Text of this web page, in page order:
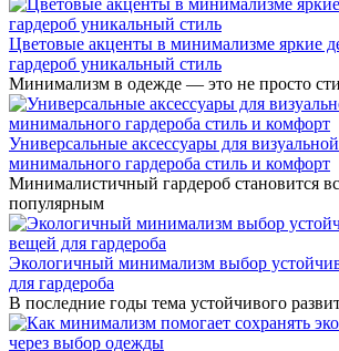
Цветовые акценты в минимализме яркие
гардероб уникальный стиль
Минимализм в одежде — это не просто
Универсальные аксессуары для
минимального гардероба стиль и комфорт
Минималистичный гардероб становится
популярным
Экологичный минимализм выбор
для гардероба
В последние годы тема устойчивого